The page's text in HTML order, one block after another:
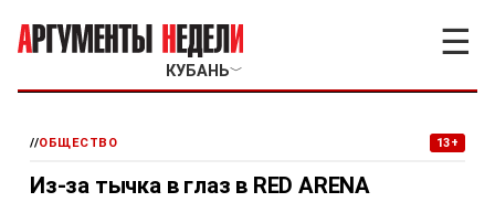
КУБАНЬ﹀
☰
//ОБЩЕСТВО 13+
Из-за тычка в глаз в RED ARENA